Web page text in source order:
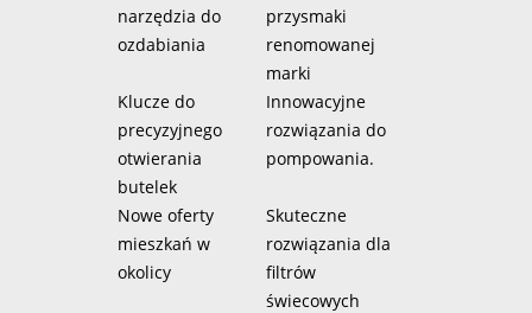
narzędzia do
ozdabiania
przysmaki
renomowanej
marki
Klucze do
precyzyjnego
otwierania
butelek
Innowacyjne
rozwiązania do
pompowania.
Nowe oferty
mieszkań w
okolicy
Skuteczne
rozwiązania dla
filtrów
świecowych